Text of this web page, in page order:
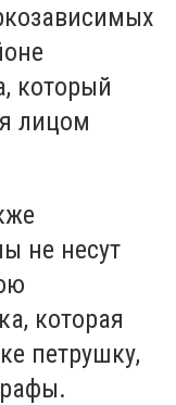
который
лицом
не несут
которая
петрушку,